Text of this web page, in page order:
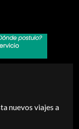
nuevos viajes a